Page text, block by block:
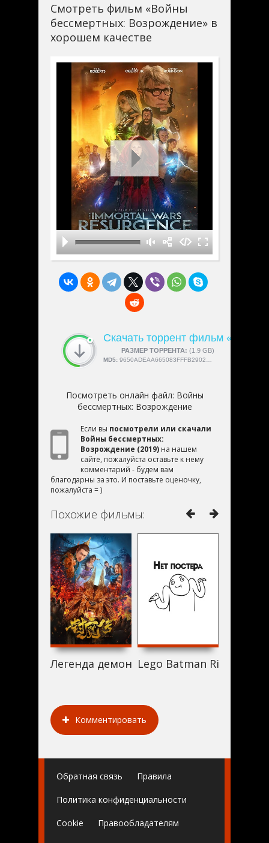
Смотреть фильм «Войны
бессмертных: Возрождение» в
хорошем качестве
Скачать торрент фильм
РАЗМЕР ТОРРЕНТА: (1.9 GB)
СКАЧАЛИ:4189
MD5: 9650ADEAA665083FFFB2902AD3178B5E
Посмотреть онлайн файл: Войны
бессмертных: Возрождение
Если вы посмотрели или скачали
Войны бессмертных:
Возрождение (2019) на нашем
сайте, пожалуйста оставьте к нему
комментарий - будем вам
благодарны за это. И поставьте оценочку,
пожалуйста = )
Похожие фильмы:
Легенда демонической печати (2019)
Lego Batman Rises (2019)
Комментировать
Обратная связь Правила
Политика конфиденциальности
Cookie Правообладателям